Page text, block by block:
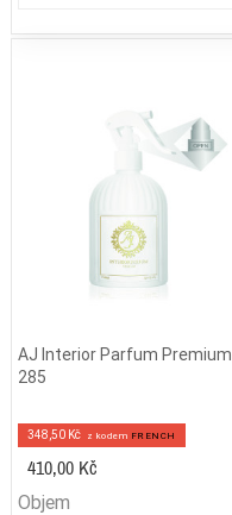
AJ Interior Parfum Premium
285
348,50 Kč z kodem FRENCH
410,00 Kč
Objem